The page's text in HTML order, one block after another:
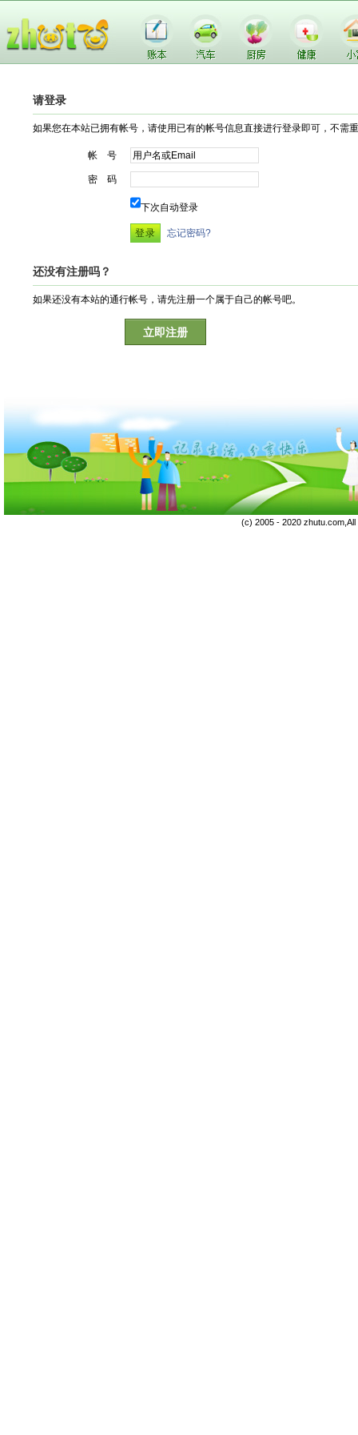
请登录
如果您在本站已拥有帐号，请使用已有的帐号信息直接进行登录即可，不需
帐 号
密 码
下次自动登录
忘记密码?
还没有注册吗？
如果还没有本站的通行帐号，请先注册一个属于自己的帐号吧。
立即注册
(c) 2005 - 2020